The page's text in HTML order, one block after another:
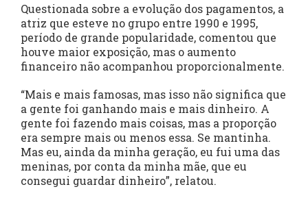
Questionada sobre a evolução dos pagamentos, a
atriz que esteve no grupo entre 1990 e 1995,
período de grande popularidade, comentou que
houve maior exposição, mas o aumento
financeiro não acompanhou proporcionalmente.
“Mais e mais famosas, mas isso não significa que
a gente foi ganhando mais e mais dinheiro. A
gente foi fazendo mais coisas, mas a proporção
era sempre mais ou menos essa. Se mantinha.
Mas eu, ainda da minha geração, eu fui uma das
meninas, por conta da minha mãe, que eu
consegui guardar dinheiro”, relatou.